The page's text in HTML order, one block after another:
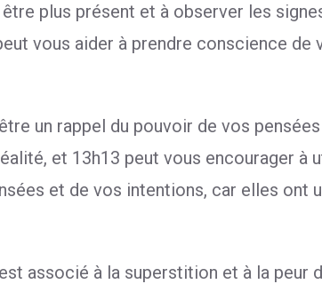
être plus présent et à observer les
vous aider à prendre conscience
un rappel du pouvoir de vos
et 13h13 peut vous encourager
et de vos intentions, car elles ont
associé à la superstition et à la peur